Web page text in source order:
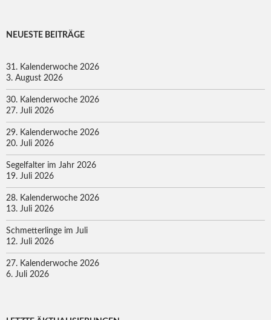
NEUESTE BEITRÄGE
31. Kalenderwoche 2026
3. August 2026
30. Kalenderwoche 2026
27. Juli 2026
29. Kalenderwoche 2026
20. Juli 2026
Segelfalter im Jahr 2026
19. Juli 2026
28. Kalenderwoche 2026
13. Juli 2026
Schmetterlinge im Juli
12. Juli 2026
27. Kalenderwoche 2026
6. Juli 2026